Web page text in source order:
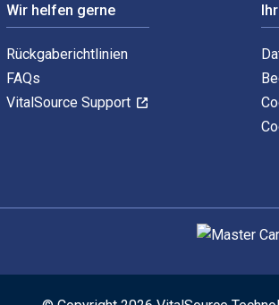
Wir helfen gerne
Rückgaberichtlinien
FAQs
VitalSource Support
Unterstützte